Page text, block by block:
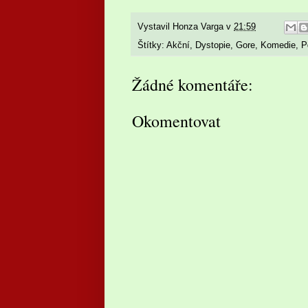
Vystavil Honza Varga v 21:59
Štítky: Akční Dystopie Gore Komedie
Žádné komentáře:
Okomentovat